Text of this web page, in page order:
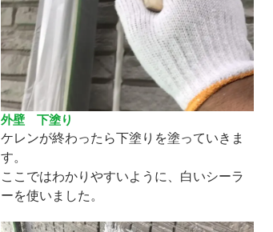
外壁 下塗り
ケレンが終わったら下塗りを塗っていきま
す。
ここではわかりやすいように、白いシーラ
ーを使いました。